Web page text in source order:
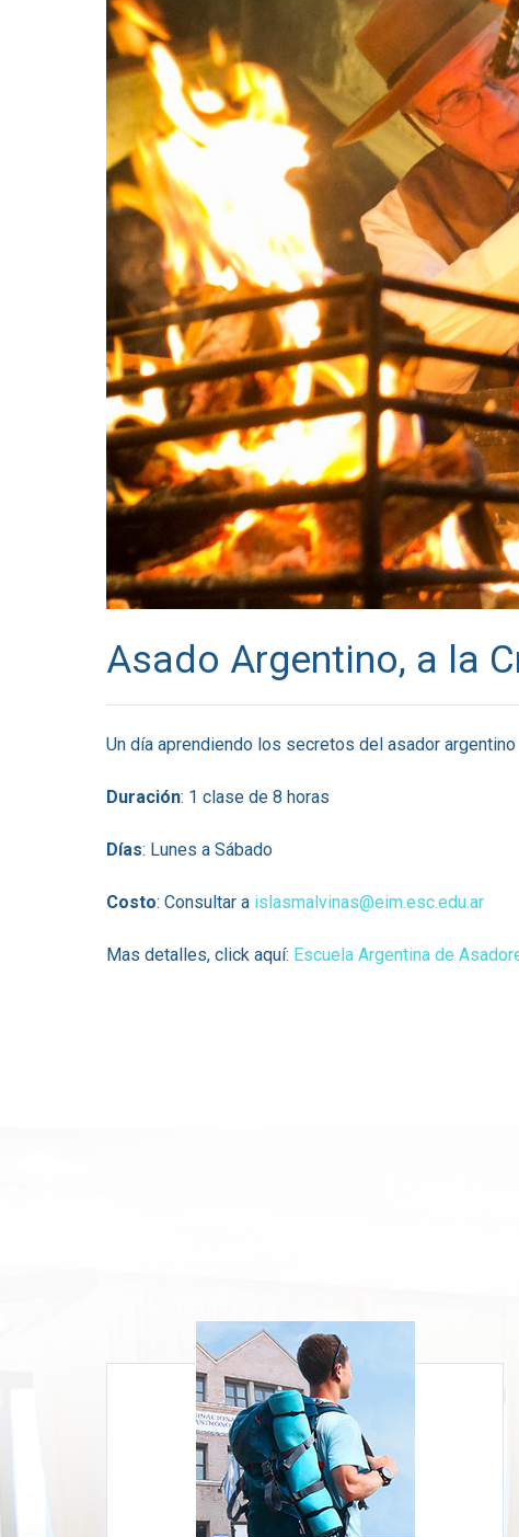
Asado Argentino, a la
Un día aprendiendo los secretos del asador argentino
Duración: 1 clase de 8 horas
Días: Lunes a Sábado
Costo: Consultar a islasmalvinas@eim.esc.edu.ar
Mas detalles, click aquí: Escuela Argentina de